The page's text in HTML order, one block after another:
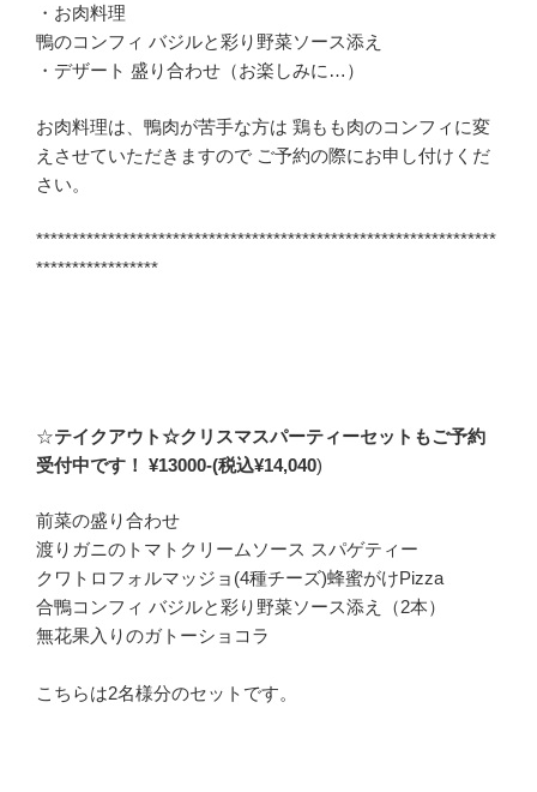
少
し
で
の
・お肉料理
鴨のコンフィ バジルと彩り野菜ソース添え
・デザート 盛り合わせ（お楽しみに…）
お肉料理は、鴨肉が苦手な方は 鶏もも肉のコンフィに変
えさせていただきますので ご予約の際にお申し付けくだ
さい。
****************************************************************
*****************
☆テイクアウト☆クリスマスパーティーセットもご予約
受付中です！ ¥13000-(税込¥14,040)
前菜の盛り合わせ
渡りガニのトマトクリームソース スパゲティー
クワトロフォルマッジョ(4種チーズ)蜂蜜がけPizza
合鴨コンフィ バジルと彩り野菜ソース添え（2本）
無花果入りのガトーショコラ
こちらは2名様分のセットです。